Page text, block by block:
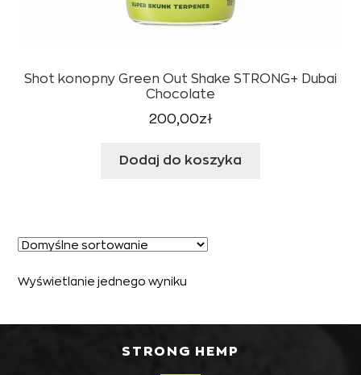
Shot konopny Green Out Shake STRONG+ Dubai
Chocolate
200,00zł
Dodaj do koszyka
Wyświetlanie jednego wyniku
STRONG HEMP